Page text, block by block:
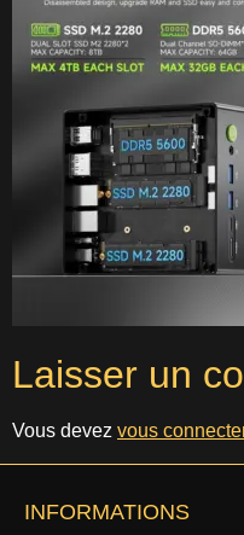
Laisser un
Vous devez vous
INFORMATIONS